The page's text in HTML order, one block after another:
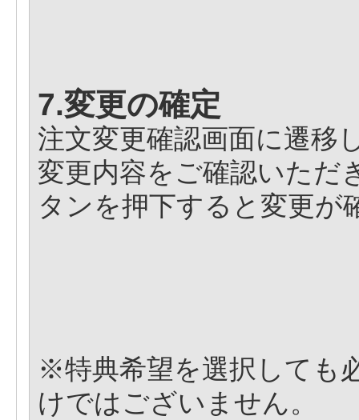
7.変更の確定
注文変更確認画面に遷移
変更内容をご確認いただ
タンを押下すると変更が
※特典希望を選択しても
けではございません。